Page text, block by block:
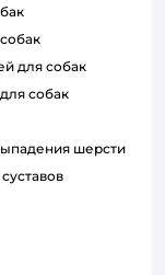
для собак
собак
шерсти